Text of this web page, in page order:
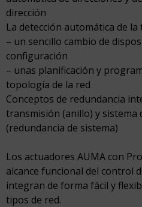
dirección
La detección automática de
– un sencillo cambio de
configuración
– unas planificación y
topología de la red
Conceptos de redundancia
transmisión (anillo) y sistema
(redundancia de sistema)
Los actuadores AUMA con
alcance funcional del control
integran de forma fácil y
tipos de red.